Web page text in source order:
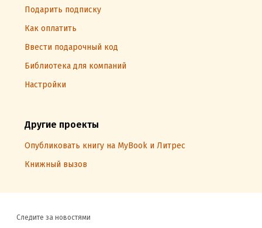
Подарить подписку
Как оплатить
Ввести подарочный код
Библиотека для компаний
Настройки
Другие проекты
Опубликовать книгу на MyBook и Литрес
Книжный вызов
Следите за новостями